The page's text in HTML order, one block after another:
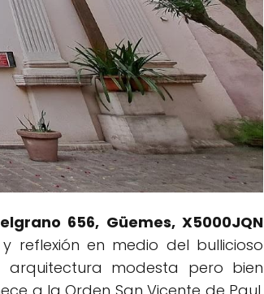
656, Güemes, X5000JQN
reflexión en medio del bullicioso
arquitectura modesta pero bien